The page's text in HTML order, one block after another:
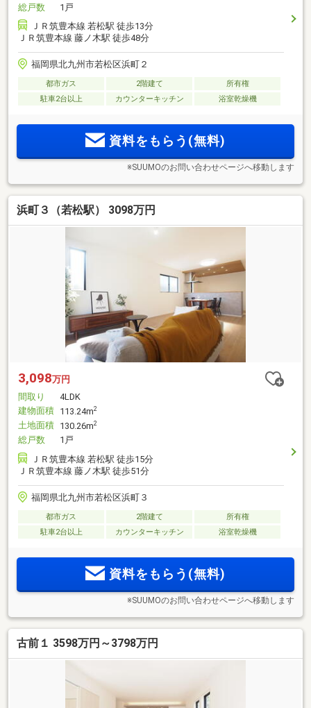
総戸数
1戸
ＪＲ筑豊本線 若松駅 徒歩13分
ＪＲ筑豊本線 藤ノ木駅 徒歩48分
福岡県北九州市若松区浜町２
都市ガス 2階建て
所有権
駐車2台以上
カウンターキッチン 浴室乾燥機
資料をもらう(無料)
※SUUMOのお問い合わせページへ移動します
浜町３（若松駅） 3098万円
3,098万円
間取り
4LDK
建物面積 113.24m2
土地面積 130.26m2
総戸数
1戸
ＪＲ筑豊本線 若松駅 徒歩15分
ＪＲ筑豊本線 藤ノ木駅 徒歩51分
福岡県北九州市若松区浜町３
都市ガス 2階建て
所有権
駐車2台以上
カウンターキッチン 浴室乾燥機
資料をもらう(無料)
※SUUMOのお問い合わせページへ移動します
古前１ 3598万円～3798万円